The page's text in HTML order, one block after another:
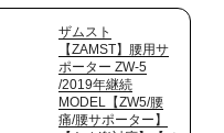
ザムスト
【ZAMST】腰用サ
ポーター ZW-5
/2019年継続
MODEL【ZW5/腰
痛/腰サポーター】